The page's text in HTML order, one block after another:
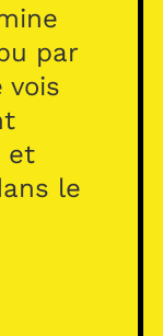
par
vois
et
le